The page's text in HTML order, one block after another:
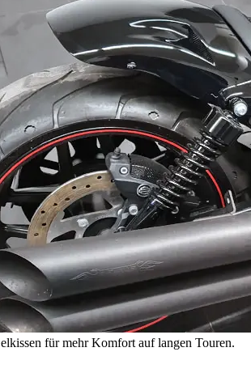
für mehr Komfort auf langen Touren.